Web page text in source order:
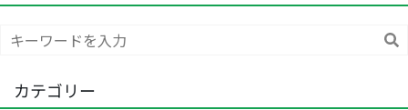
カテゴリー